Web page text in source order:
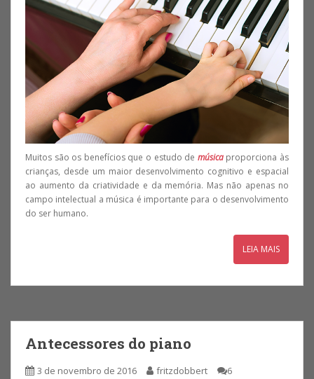
Muitos são os benefícios que o estudo de músicaproporciona às
crianças, desde um maior desenvolvimento cognitivo e espacial
ao aumento da criatividade e da memória. Mas não apenas no
campo intelectual a música é importante para o desenvolvimento
do ser humano.
LEIA MAIS
Antecessores do piano
3 de novembro de 2016 fritzdobbert
6